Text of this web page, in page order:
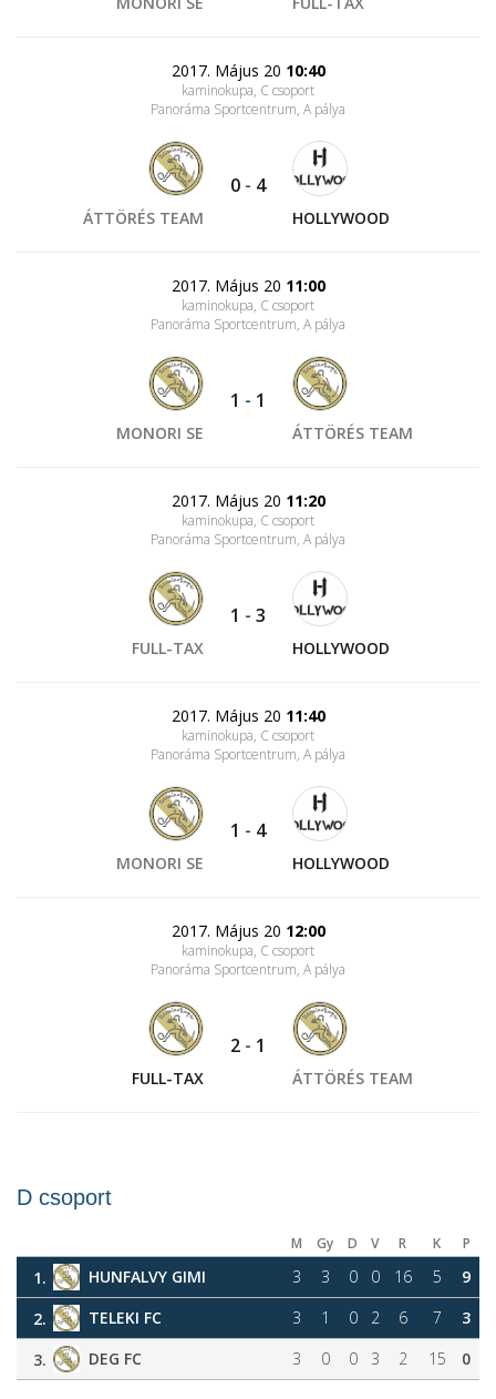
2017. Május 20 10:40
kaminokupa, C csoport
Panoráma Sportcentrum, A pálya
ÁTTÖRÉS TEAM
0 - 4
HOLLYWOOD
2017. Május 20 11:00
kaminokupa, C csoport
Panoráma Sportcentrum, A pálya
MONORI SE
1 - 1
ÁTTÖRÉS TEAM
2017. Május 20 11:20
kaminokupa, C csoport
Panoráma Sportcentrum, A pálya
FULL-TAX
1 - 3
HOLLYWOOD
2017. Május 20 11:40
kaminokupa, C csoport
Panoráma Sportcentrum, A pálya
MONORI SE
1 - 4
HOLLYWOOD
2017. Május 20 12:00
kaminokupa, C csoport
Panoráma Sportcentrum, A pálya
FULL-TAX
2 - 1
ÁTTÖRÉS TEAM
D csoport
M Gy D V R K P
1. HUNFALVY GIMI 3 3 0 0 16 5
9
2.
TELEKI FC 3 1 0 2 6 7
3
3.
DEG FC 3 0 0 3 2 15 0